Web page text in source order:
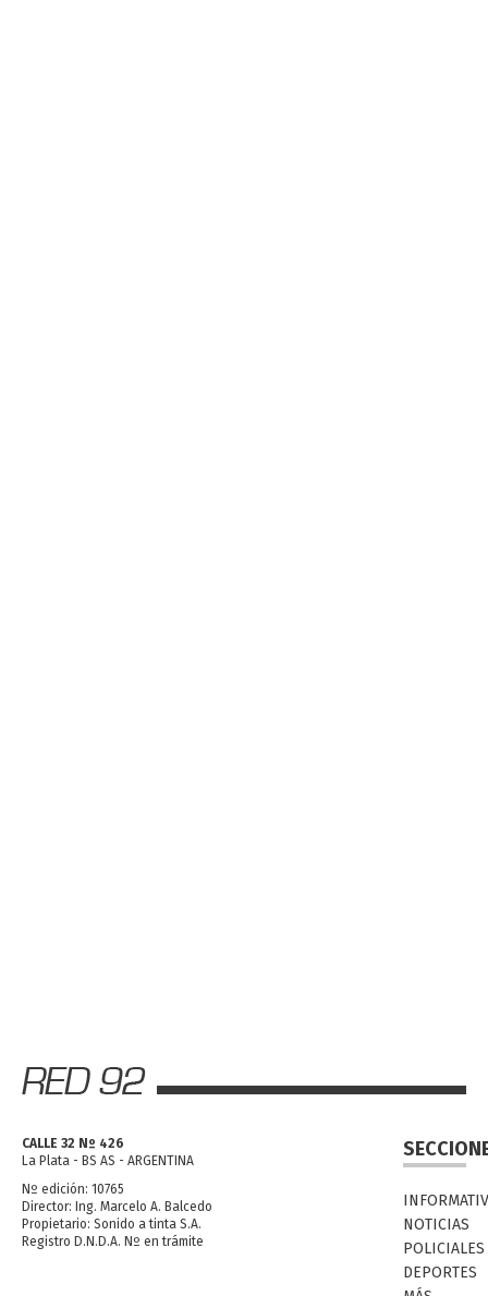
CALLE 32 Nº 426
La Plata - BS AS - ARGENTINA
Nº edición: 10765
Director: Ing. Marcelo A. Balcedo
Propietario: Sonido a tinta S.A.
Registro D.N.D.A. Nº en trámite
NOTICIAS
POLICIALES
DEPORTES